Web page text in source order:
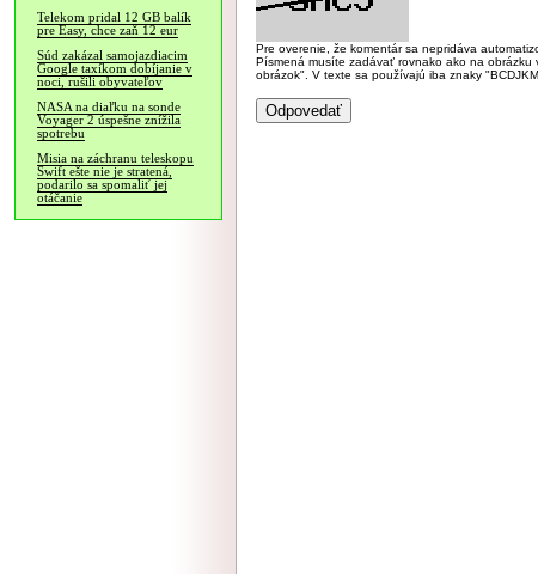
Telekom pridal 12 GB balík
pre Easy, chce zaň 12 eur
Súd zakázal samojazdiacim
Google taxíkom dobíjanie v
noci, rušili obyvateľov
NASA na diaľku na sonde
Voyager 2 úspešne znížila
spotrebu
Misia na záchranu teleskopu
Swift ešte nie je stratená,
podarilo sa spomaliť jej
otáčanie
Pre overenie, že komentár sa nepridáva
Písmená musíte zadávať rovnako ako na
obrázok". V texte sa používajú iba znaky